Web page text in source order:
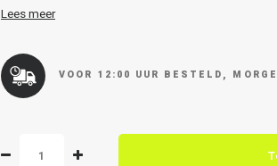
Lees meer
VOOR 12:00 UUR BESTELD,